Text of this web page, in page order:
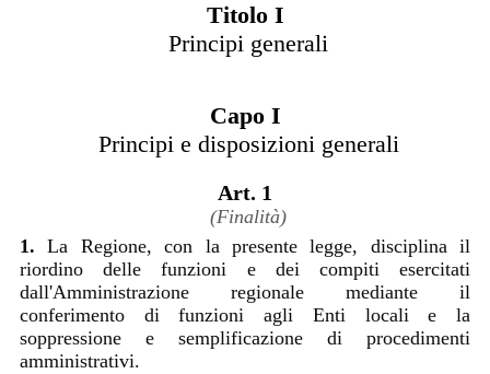
Titolo I
Principi generali
Capo I
Principi e disposizioni generali
Art. 1
(Finalità)
1.La Regione, con la presente legge, disciplina il
riordino delle funzioni e dei compiti esercitati
dall'Amministrazione regionale mediante il
conferimento di funzioni agli Enti locali e la
soppressione e semplificazione di procedimenti
amministrativi.